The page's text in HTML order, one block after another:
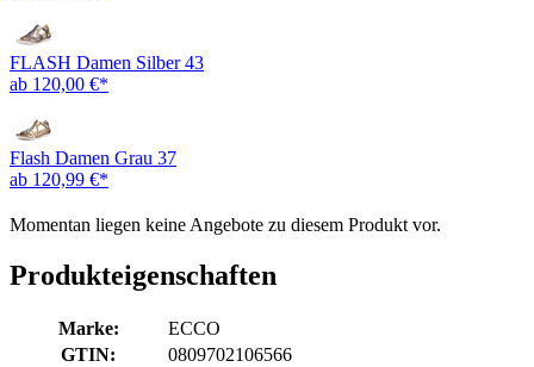
FLASH Damen Silber 43
ab 120,00 €*
Flash Damen Grau 37
ab 120,99 €*
Momentan liegen keine Angebote zu diesem Produkt vor.
Produkteigenschaften
Marke:
ECCO
GTIN:
0809702106566